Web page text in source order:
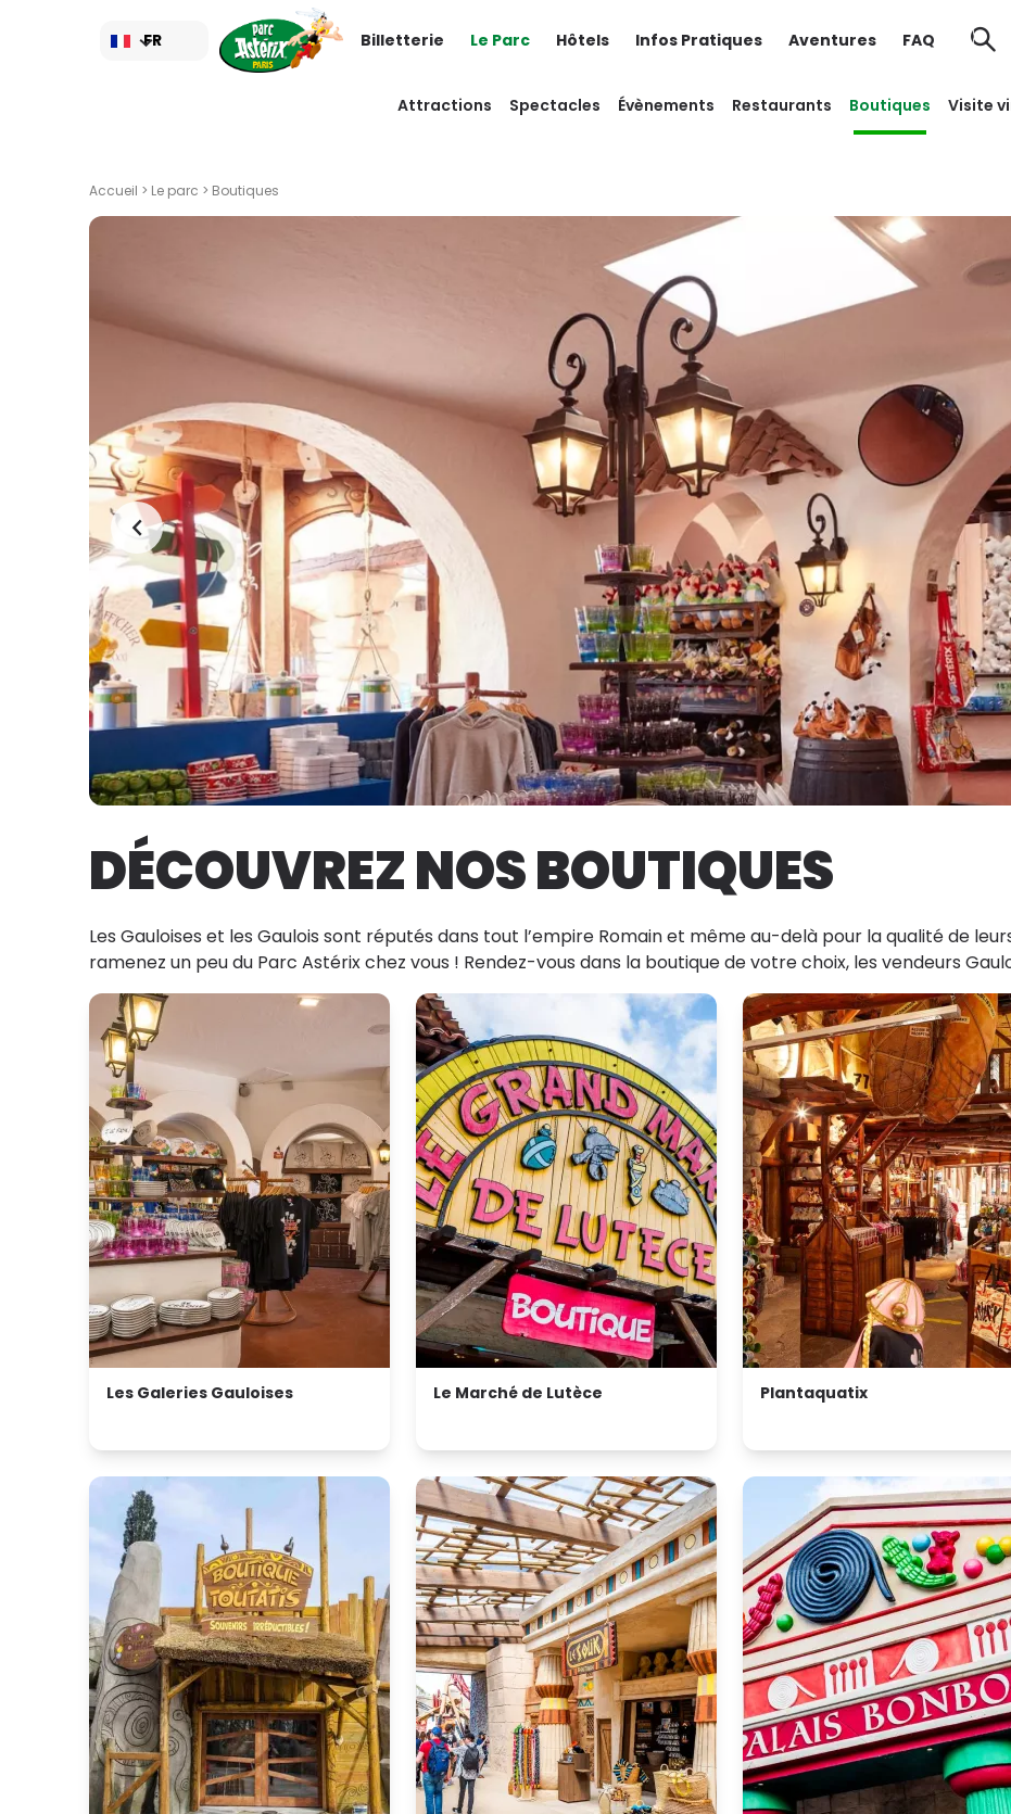
FR Billetterie Le Parc
Attractions Spectacles Évènements Restaurants Boutiques Visite
Hôtels Infos Pratiques Aventures FAQ
Accueil > Le parc > Boutiques
DÉCOUVREZ NOS BOUTIQUES
Les Gauloises et les Gaulois sont réputés dans tout l’empire Romain et même au-delà pour la qualité de
ramenez un peu du Parc Astérix chez vous ! Rendez-vous dans la boutique de votre choix, les vendeurs
Les Galeries Gauloises Le Marché de Lutèce Plantaquatix